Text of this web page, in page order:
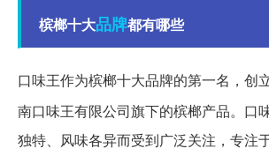
槟榔十大品牌都有哪些
口味王作为槟榔十大品牌的第一名，创
南口味王有限公司旗下的槟榔产品。口
独特、风味各异而受到广泛关注，专注